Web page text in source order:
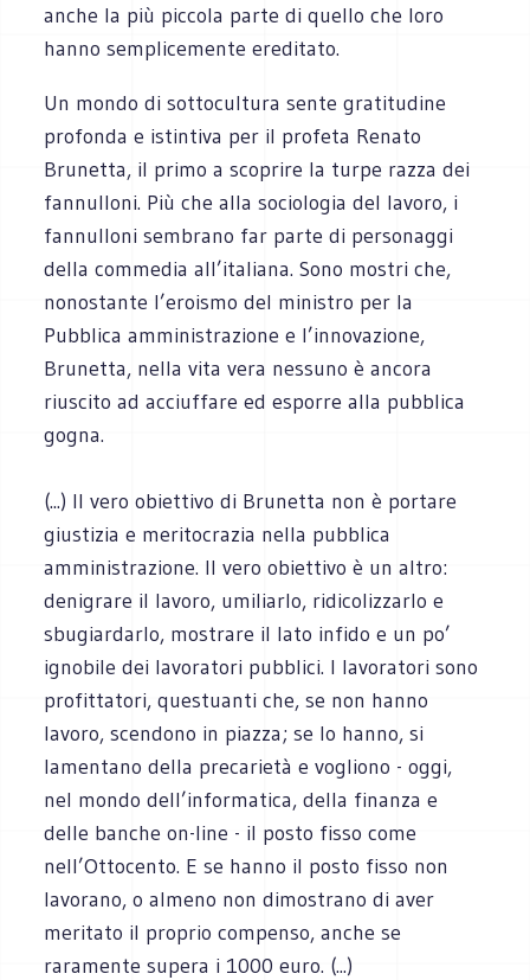
anche la più piccola parte di quello che loro
hanno semplicemente ereditato.
Un mondo di sottocultura sente gratitudine
profonda e istintiva per il profeta Renato
Brunetta, il primo a scoprire la turpe razza dei
fannulloni. Più che alla sociologia del lavoro, i
fannulloni sembrano far parte di personaggi
della commedia all’italiana. Sono mostri che,
nonostante l’eroismo del ministro per la
Pubblica amministrazione e l’innovazione,
Brunetta, nella vita vera nessuno è ancora
riuscito ad acciuffare ed esporre alla pubblica
gogna.
(...) Il vero obiettivo di Brunetta non è portare
giustizia e meritocrazia nella pubblica
amministrazione. Il vero obiettivo è un altro:
denigrare il lavoro, umiliarlo, ridicolizzarlo e
sbugiardarlo, mostrare il lato infido e un po’
ignobile dei lavoratori pubblici. I lavoratori sono
profittatori, questuanti che, se non hanno
lavoro, scendono in piazza; se lo hanno, si
lamentano della precarietà e vogliono - oggi,
nel mondo dell’informatica, della finanza e
delle banche on-line - il posto fisso come
nell’Ottocento. E se hanno il posto fisso non
lavorano, o almeno non dimostrano di aver
meritato il proprio compenso, anche se
raramente supera i 1000 euro. (...)